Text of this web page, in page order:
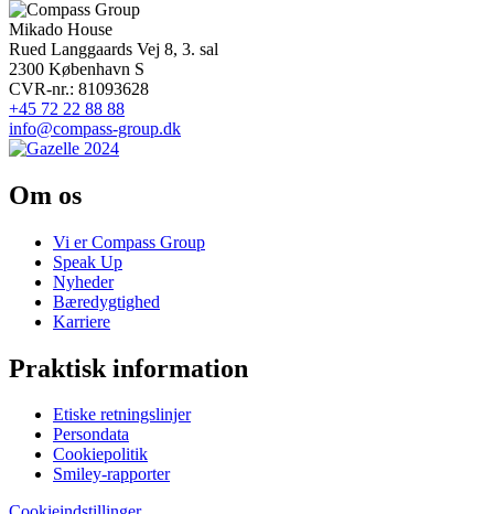
Mikado House
Rued Langgaards Vej 8, 3. sal
2300 København S
CVR-nr.: 81093628
+45 72 22 88 88
info@compass-group.dk
Om os
Vi er Compass Group
Speak Up
Nyheder
Bæredygtighed
Karriere
Praktisk information
Etiske retningslinjer
Persondata
Cookiepolitik
Smiley-rapporter